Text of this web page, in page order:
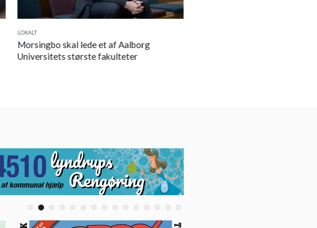
LOKALT
Morsingbo skal lede et af Aalborg
Universitets største fakulteter